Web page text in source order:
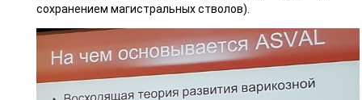
сохранением магистральных стволов).